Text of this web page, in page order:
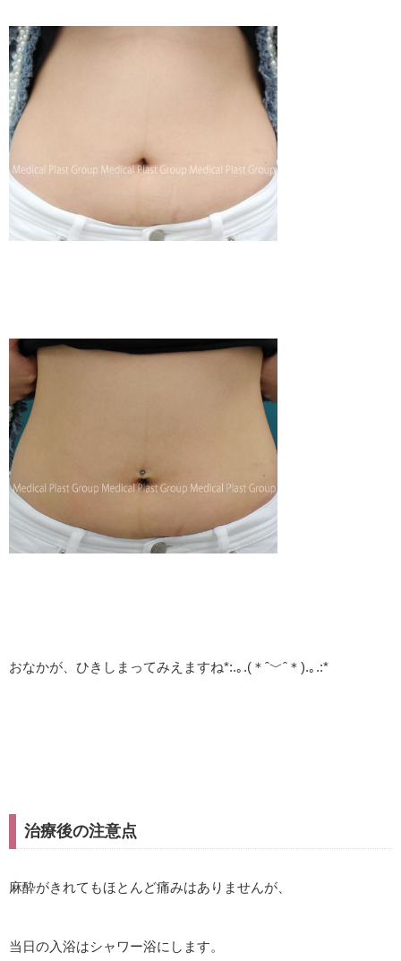
おなかが、ひきしまってみえますね*:.｡.(＊ˆ﹀ˆ＊).｡.:*
治療後の注意点
麻酔がきれてもほとんど痛みはありませんが、
当日の入浴はシャワー浴にします。